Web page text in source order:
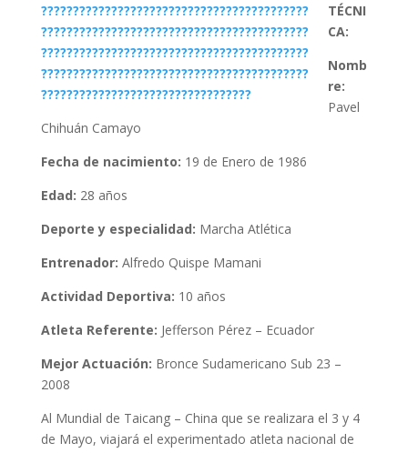
TÉCNI
CA:
Nomb
re:
Pavel
Chihuán Camayo
Fecha de nacimiento: 19 de Enero de 1986
Edad: 28 años
Deporte y especialidad: Marcha Atlética
Entrenador: Alfredo Quispe Mamani
Actividad Deportiva: 10 años
Atleta Referente: Jefferson Pérez – Ecuador
Mejor Actuación: Bronce Sudamericano Sub 23 –
2008
Al Mundial de Taicang – China que se realizara el 3 y 4
de Mayo, viajará el experimentado atleta nacional de